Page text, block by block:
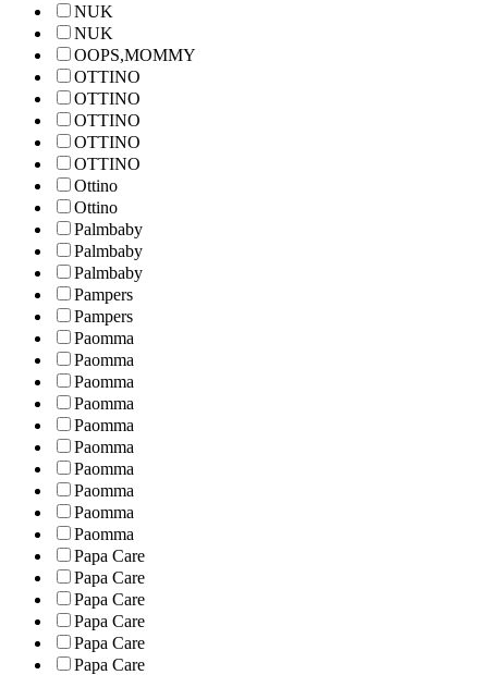
NUK
NUK
OOPS,MOMMY
OTTINO
OTTINO
OTTINO
OTTINO
OTTINO
Ottino
Ottino
Palmbaby
Palmbaby
Palmbaby
Pampers
Pampers
Paomma
Paomma
Paomma
Paomma
Paomma
Paomma
Paomma
Paomma
Paomma
Paomma
Papa Care
Papa Care
Papa Care
Papa Care
Papa Care
Papa Care